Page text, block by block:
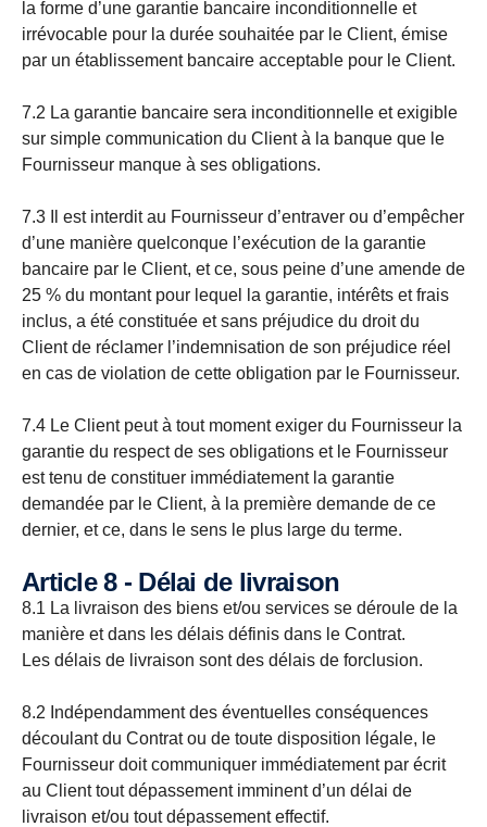
la forme d’une garantie bancaire inconditionnelle et
irrévocable pour la durée souhaitée par le Client, émise
par un établissement bancaire acceptable pour le Client.
7.2 La garantie bancaire sera inconditionnelle et exigible
sur simple communication du Client à la banque que le
Fournisseur manque à ses obligations.
7.3 Il est interdit au Fournisseur d’entraver ou d’empêcher
d’une manière quelconque l’exécution de la garantie
bancaire par le Client, et ce, sous peine d’une amende de
25 % du montant pour lequel la garantie, intérêts et frais
inclus, a été constituée et sans préjudice du droit du
Client de réclamer l’indemnisation de son préjudice réel
en cas de violation de cette obligation par le Fournisseur.
7.4 Le Client peut à tout moment exiger du Fournisseur la
garantie du respect de ses obligations et le Fournisseur
est tenu de constituer immédiatement la garantie
demandée par le Client, à la première demande de ce
dernier, et ce, dans le sens le plus large du terme.
Article 8 - Délai de livraison
8.1 La livraison des biens et/ou services se déroule de la
manière et dans les délais définis dans le Contrat.
Les délais de livraison sont des délais de forclusion.
8.2 Indépendamment des éventuelles conséquences
découlant du Contrat ou de toute disposition légale, le
Fournisseur doit communiquer immédiatement par écrit
au Client tout dépassement imminent d’un délai de
livraison et/ou tout dépassement effectif.